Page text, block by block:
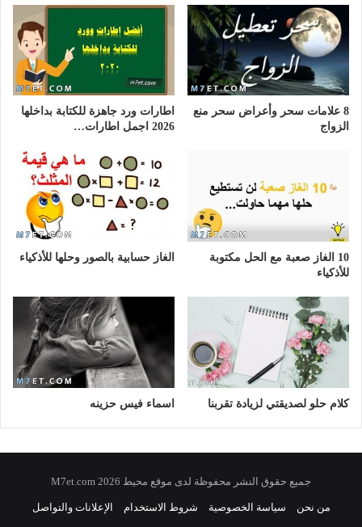
8 علامات سحر وأعراض سحر منع
الزواج
اطارات ورد جاهزة للكتابة بداخلها
2026 اجمل اطارات…
10 الغاز صعبة مع الحل مكتوبة
للأذكياء
الغاز حسابية بالصور وحلها للأذكياء
كلام حلو لصديقتي لزيادة تقربنا اسماء فيس حزينه
جميع حقوق النشر محفوظة لدى موقع محيط 2026 M7et.com
من نحن سياسة الخصوصية شروط الاستخدام الإعلانات والتواصل